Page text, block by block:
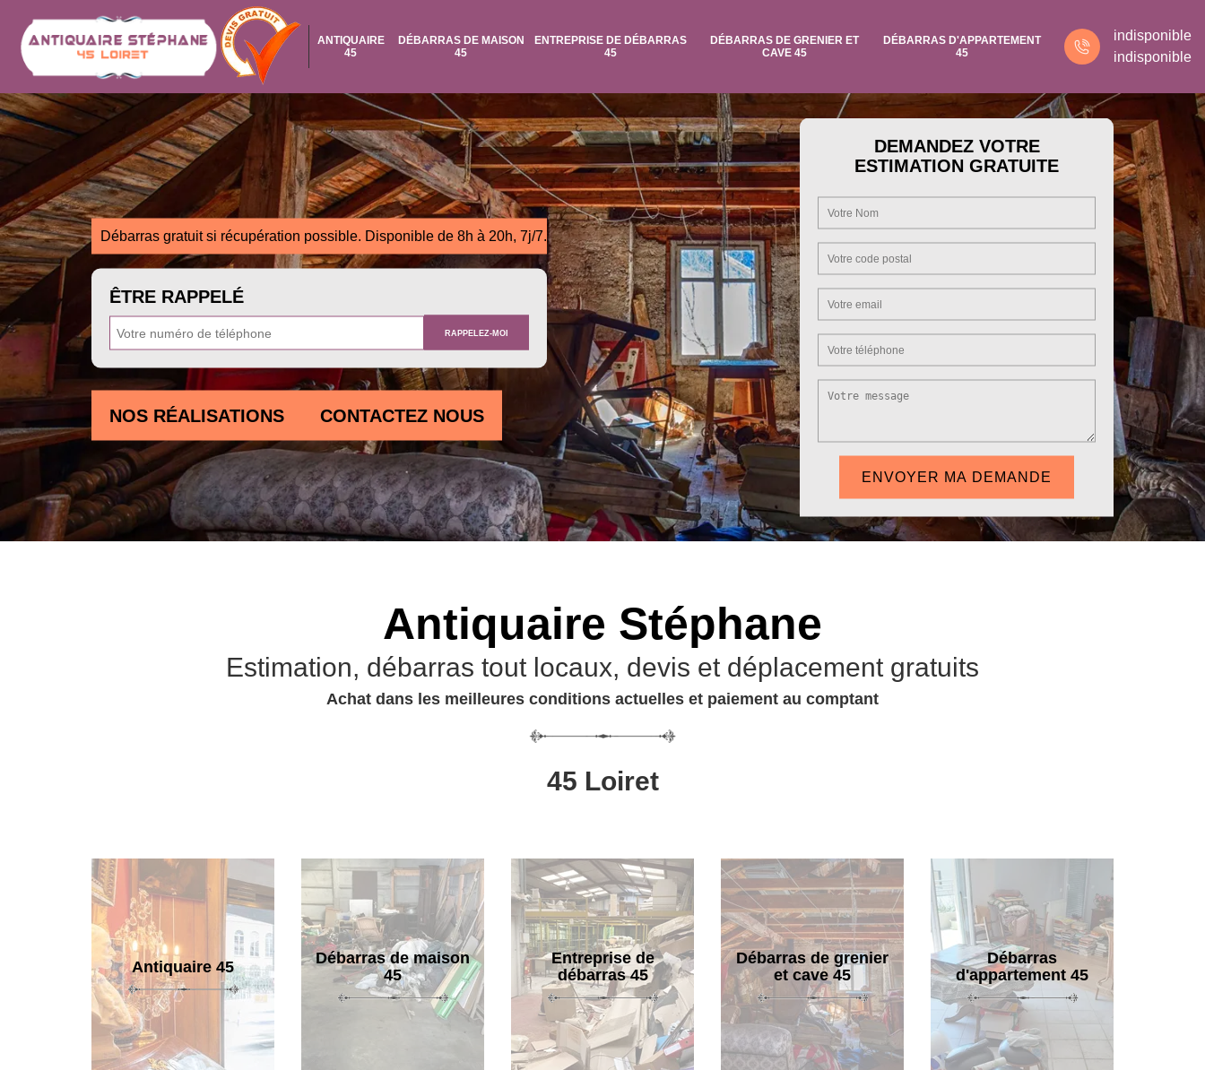
ANTIQUAIRE
45
DÉBARRAS DE MAISON
45
ENTREPRISE DE DÉBARRAS
45
DÉBARRAS DE GRENIER ET
CAVE 45
DÉBARRAS D'APPARTEMENT
45
indisponible
indisponible
Débarras gratuit si récupération possible. Disponible de 8h à 20h, 7j/7.
ÊTRE RAPPELÉ
NOS RÉALISATIONS CONTACTEZ NOUS
DEMANDEZ VOTRE
ESTIMATION GRATUITE
Antiquaire Stéphane
Estimation, débarras tout locaux, devis et déplacement gratuits
Achat dans les meilleures conditions actuelles et paiement au comptant
45 Loiret
Antiquaire 45
Débarras de maison
45
Entreprise de
débarras 45
Débarras de grenier
et cave 45
Débarras
d'appartement 45